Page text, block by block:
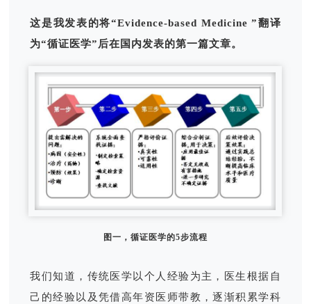
这是我发表的将“Evidence-based Medicine ”翻译
为“循证医学”后在国内发表的第一篇文章。
图一，循证医学的5步流程
我们知道，传统医学以个人经验为主，医生根据自
己的经验以及凭借高年资医师带教，逐渐积累学科